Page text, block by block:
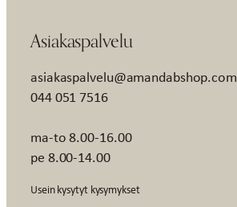
Asiakaspalvelu
asiakaspalvelu@amandabshop.com
044 051 7516
ma-to 8.00-16.00
pe 8.00-14.00
Usein kysytyt kysymykset